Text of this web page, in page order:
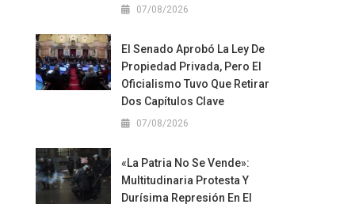
07/08/2026
El Senado Aprobó La Ley De
Propiedad Privada, Pero El
Oficialismo Tuvo Que Retirar
Dos Capítulos Clave
07/08/2026
«La Patria No Se Vende»:
Multitudinaria Protesta Y
Durísima Represión En El